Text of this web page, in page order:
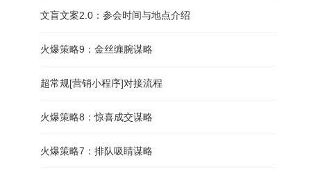
文盲文案2.0：参会时间与地点介绍
火爆策略9：金丝缠腕谋略
超常规[营销小程序]对接流程
火爆策略8：惊喜成交谋略
火爆策略7：排队吸睛谋略